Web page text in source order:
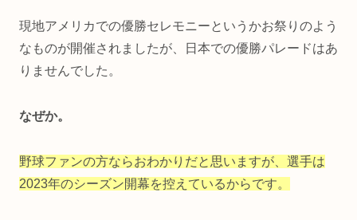
現地アメリカでの優勝セレモニーというかお祭りのよう
なものが開催されましたが、日本での優勝パレードはあ
りませんでした。
なぜか。
野球ファンの方ならおわかりだと思いますが、選手は
2023年のシーズン開幕を控えているからです。